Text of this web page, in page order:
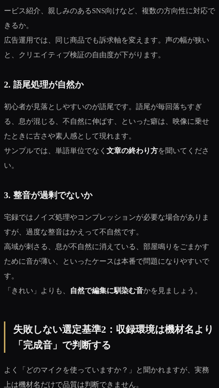
ービス紹介、親しみのあるSNS向けなど、複数の方向性に対応で
きるか。
広告運用では、同じ商品でも訴求軸を変えます。声の幅が狭い
と、クリエイティブ検証の自由度が下がります。
2. 語尾処理が自然か
初心者が見落としやすいのが語尾です。語尾が毎回落ちすぎ
る、息が混じる、不自然に伸ばす、といった癖は、映像に乗せ
たときに古さや素人感として現れます。
サンプルでは、単語単位でなく 文章の終わり方を聞いてくださ
い。
3. 整音が過剰でないか
宅録ではノイズ処理やコンプレッションが必要な場合がありま
すが、過度な整音はかえって不自然です。
高域が刺さる、息が不自然に消えている、部屋鳴りをごまかす
ために音が薄い、といったケースは本番で問題になりやすいで
す。
「きれい」よりも、
自然で編集に馴染む音かを見ましょう。
失敗しない選定基準2：収録環境は機材名より
「完成音」で判断する
よく「どのマイクを使っていますか？」と聞かれますが、実務
上は機材名だけで品質は判断できません。